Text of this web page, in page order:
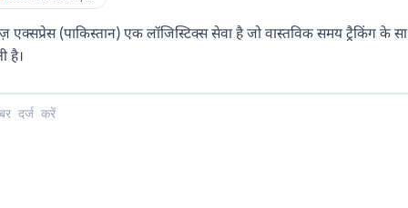
एक्सप्रेस (पाकिस्तान) एक लॉजिस्टिक्स सेवा है जो वास्तविक समय ट्रैकिंग के
है।